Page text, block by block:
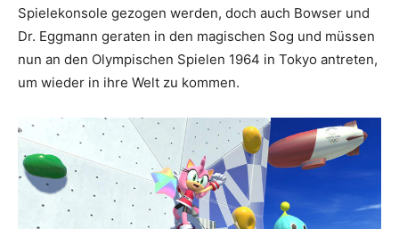
Spielekonsole gezogen werden, doch auch Bowser und
Dr. Eggmann geraten in den magischen Sog und müssen
nun an den Olympischen Spielen 1964 in Tokyo antreten,
um wieder in ihre Welt zu kommen.